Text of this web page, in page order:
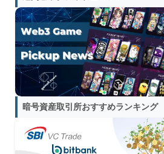
暗号資産取引所おすすめランキング